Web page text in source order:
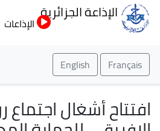
إلى
الإذاعة الجزائرية
الإذاعات
Français
English
افتتاح أشغال اجتماع